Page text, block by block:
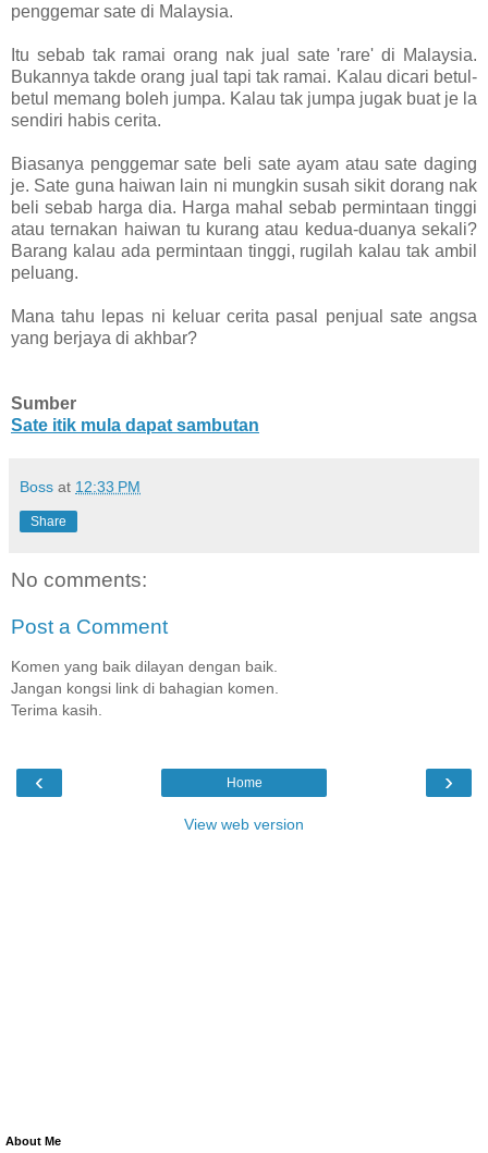
penggemar sate di Malaysia.
Itu sebab tak ramai orang nak jual sate 'rare' di Malaysia.
Bukannya takde orang jual tapi tak ramai. Kalau dicari betul-
betul memang boleh jumpa. Kalau tak jumpa jugak buat je la
sendiri habis cerita.
Biasanya penggemar sate beli sate ayam atau sate daging
je. Sate guna haiwan lain ni mungkin susah sikit dorang nak
beli sebab harga dia. Harga mahal sebab permintaan tinggi
atau ternakan haiwan tu kurang atau kedua-duanya sekali?
Barang kalau ada permintaan tinggi, rugilah kalau tak ambil
peluang.
Mana tahu lepas ni keluar cerita pasal penjual sate angsa
yang berjaya di akhbar?
Sumber
Sate itik mula dapat sambutan
Boss at 12:33 PM
Share
No comments:
Post a Comment
Komen yang baik dilayan dengan baik.
Jangan kongsi link di bahagian komen.
Terima kasih.
‹ ›
Home
View web version
About Me